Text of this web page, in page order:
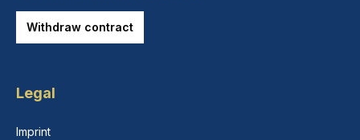
Withdraw contract
Legal
Imprint